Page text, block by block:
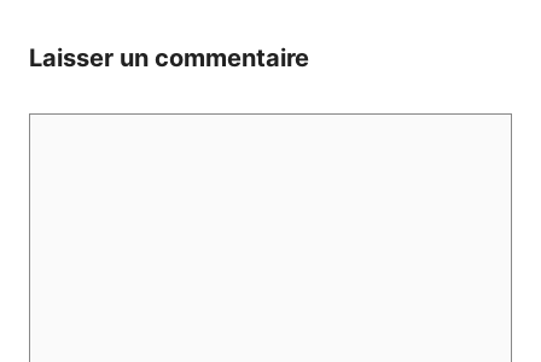
Laisser un commentaire